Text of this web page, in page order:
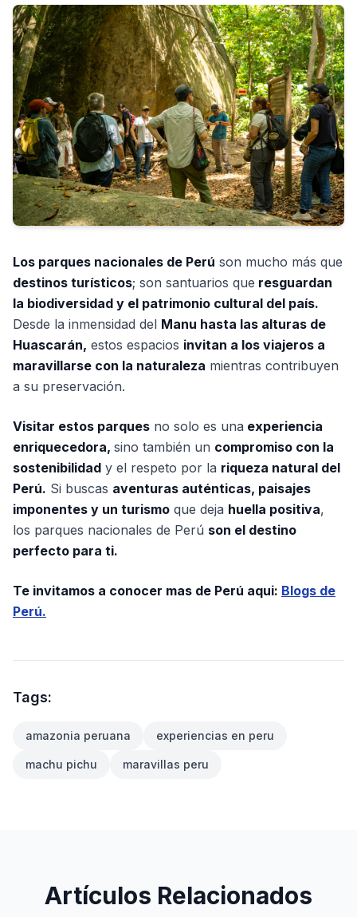
Los parques nacionales de Perú son mucho más que
destinos turísticos; son santuarios que resguardan
la biodiversidad y el patrimonio cultural del país.
Desde la inmensidad del Manu hasta las alturas de
Huascarán, estos espacios invitan a los viajeros a
maravillarse con la naturaleza mientras contribuyen
a su preservación.
Visitar estos parques no solo es una experiencia
enriquecedora, sino también un compromiso con la
sostenibilidad y el respeto por la riqueza natural del
Perú. Si buscas aventuras auténticas, paisajes
imponentes y un turismo que deja huella positiva,
los parques nacionales de Perú son el destino
perfecto para ti.
Te invitamos a conocer mas de Perú aqui: Blogs de
Perú.
Tags:
amazonia peruana experiencias en peru
machu pichu maravillas peru
Artículos Relacionados